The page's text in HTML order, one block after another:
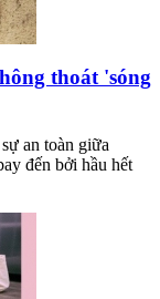
thoát 'sóng
an toàn giữa
đến bởi hầu hết